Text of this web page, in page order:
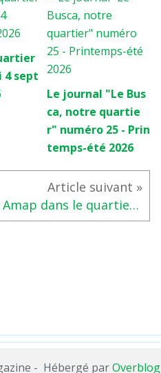
4 sept
Le journal "Le Bus
ca, notre quartie
r" numéro 25 - Prin
temps-été 2026
Nouvelle Amap dans le quartier du Busca/Monplaisir
- Hébergé parOverblog